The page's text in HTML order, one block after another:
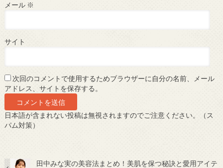
メール ※
サイト
次回のコメントで使用するためブラウザーに自分の名前、メール
アドレス、サイトを保存する。
日本語が含まれない投稿は無視されますのでご注意ください。（ス
パム対策）
田中みな実の美容法まとめ！美肌を保つ秘訣と愛用アイテ